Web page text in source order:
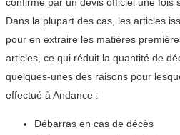
Dans la plupart des cas, les articles
pour en extraire les matières
articles, ce qui réduit la quantité de
quelques-unes des raisons pour
effectué à Andance :
Débarras en cas de décès